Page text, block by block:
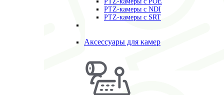
PTZ-камеры c NDI
PTZ-камеры с SRT
Аксессуары для камер